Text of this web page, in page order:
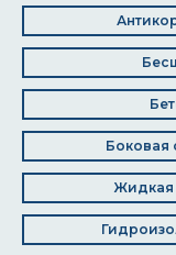
Боковая
Жидкая